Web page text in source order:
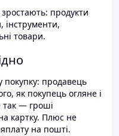
продукти
інструменти,
товари.
покупку: продавець
як покупець огляне і
— гроші
картку. Плюс не
на пошті.